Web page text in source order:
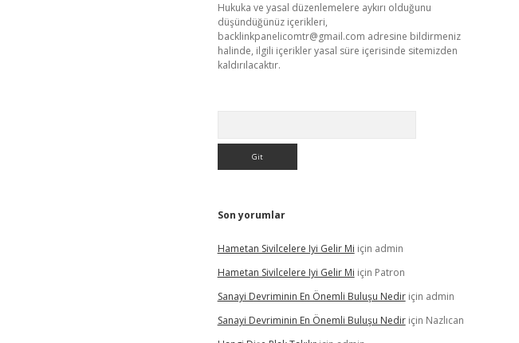
Hukuka ve yasal düzenlemelere aykırı olduğunu
düşündüğünüz içerikleri,
backlinkpanelicomtr@gmail.com adresine bildirmeniz
halinde, ilgili içerikler yasal süre içerisinde sitemizden
kaldırılacaktır.
Son yorumlar
Hametan Sivilcelere Iyi Gelir Mi için admin
Hametan Sivilcelere Iyi Gelir Mi için Patron
Sanayi Devriminin En Önemli Buluşu Nediriçin admin
Sanayi Devriminin En Önemli Buluşu Nediriçin Nazlıcan